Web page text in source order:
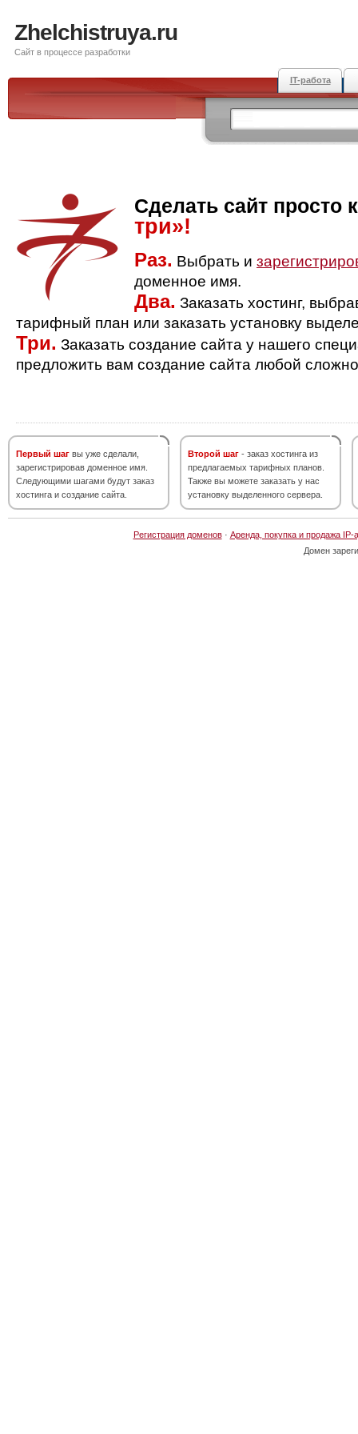
Zhelchistruya.ru
Сайт в процессе разработки
IT-работа
Сделать сайт просто
три»!
Раз. Выбрать и
доменное имя.
Два. Заказать хостинг,
тарифный план или заказать установку
Три. Заказать создание сайта у нашего
предложить вам создание сайта любой
Первый шаг вы уже сделали,
зарегистрировав доменное имя.
Следующими шагами будут заказ
хостинга и создание сайта.
Второй шаг - заказ хостинга из
предлагаемых тарифных планов.
Также вы можете заказать у нас
установку выделенного сервера.
Регистрация доменов· Аренда, покупка и продажа IP-
Домен